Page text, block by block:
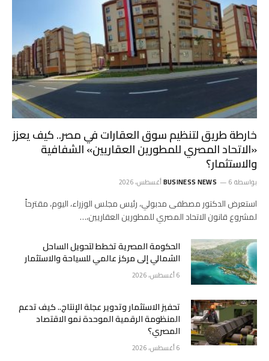
خارطة طريق لتنظيم سوق العقارات في مصر.. كيف يعزز
«الاتحاد المصري للمطورين العقاريين» الشفافية
والاستثمار؟
بواسطة BUSINESS NEWS 6 أغسطس، 2026
استعرض الدكتور مصطفى مدبولي، رئيس مجلس الوزراء، اليوم، مقترحاً
لمشروع قانون الاتحاد المصري للمطورين العقاريين،…
الحكومة المصرية تخطط لتحويل الساحل
الشمالي إلى مركز عالمي للسياحة والاستثمار
6 أغسطس، 2026
تحفيز الاستثمار وتدوير عجلة الإنتاج.. كيف تدعم
المنظومة الرقمية الموحدة نمو الاقتصاد
المصري؟
6 أغسطس، 2026